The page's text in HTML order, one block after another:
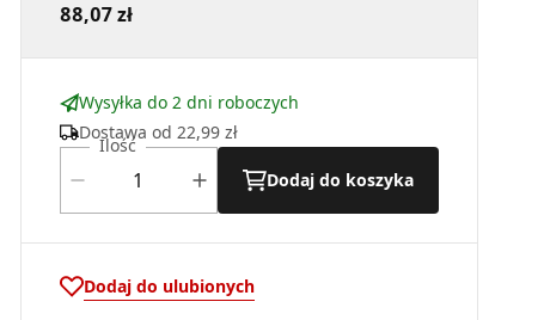
88,07 zł
Wysyłka do 2 dni roboczych
Dostawa od 22,99 zł
Ilość
Dodaj do koszyka
Dodaj do ulubionych